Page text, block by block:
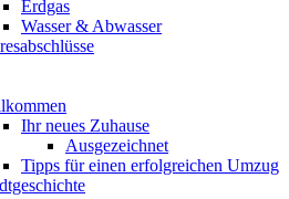
Erdgas
Wasser & Abwasser
Ihr neues Zuhause
Ausgezeichnet
Tipps für einen erfolgreichen Umzug